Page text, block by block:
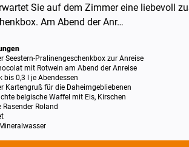
Sie auf dem Zimmer eine liebevoll
Am Abend der Anr…
Seestern-Pralinengeschenkbox zur Anreise
mit Rotwein am Abend der Anreise
bis 0,3 l je Abendessen
Kartengruß für die Daheimgebliebenen
belgische Waffel mit Eis, Kirschen
Rasender Roland